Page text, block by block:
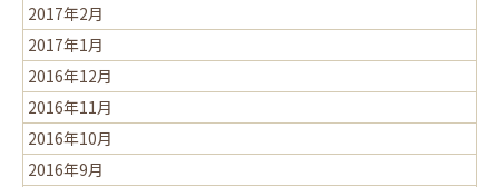
2017年2月
2017年1月
2016年12月
2016年11月
2016年10月
2016年9月